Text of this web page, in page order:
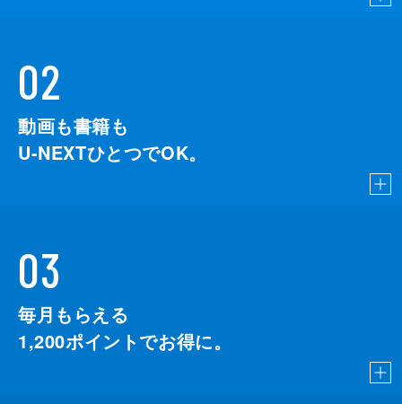
02
動画も書籍も
U-NEXTひとつでOK。
03
毎月もらえる
1,200ポイントでお得に。